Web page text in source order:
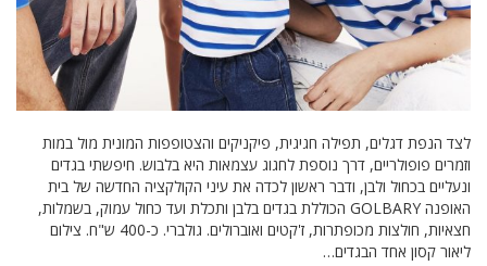
לצד הנפת דגלים, תפילה חגיגית, פיקניקים והצטופפות המונית מול במות
וזמרים פופולריים, דרך נוספת לחגוג עצמאות היא בלבוש. חיפשתי בגדים
ונעליים בכחול ולבן, ודבר ראשון לכדה את עיני הקולקציה החדשה של בית
האופנה GOLBARY הכוללת בגדים בלבן ותכלת ועד כחול עמוק, בשמלות,
חצאיות, חולצות מכופתרות, ז'קטים ואוברולים. גולברי. כ-400 ש"ח. צילום
ליאור קסון אחד הבגדים…